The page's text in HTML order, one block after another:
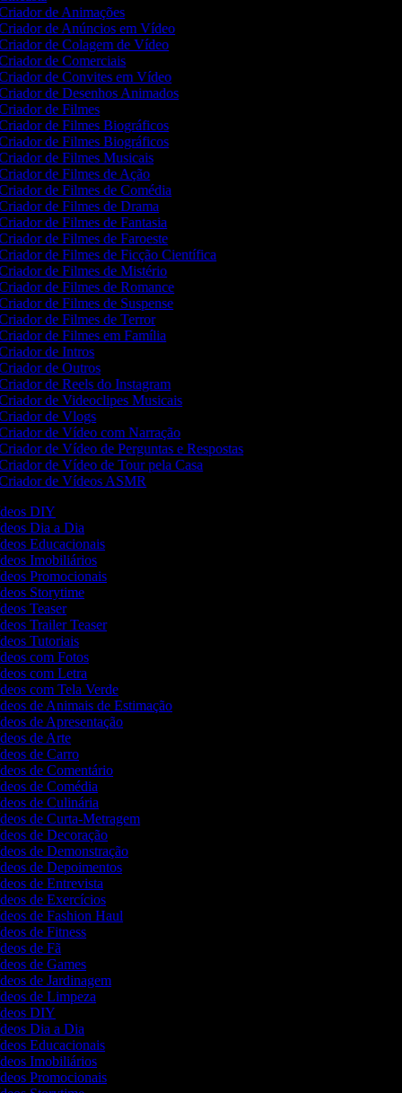
de Animações
de Anúncios em Vídeo
de Colagem de Vídeo
de Comerciais
de Convites em Vídeo
de Desenhos Animados
de Filmes
de Filmes Biográficos
de Filmes Biográficos
de Filmes Musicais
de Filmes de Ação
de Filmes de Comédia
de Filmes de Drama
de Filmes de Fantasia
de Filmes de Faroeste
de Filmes de Ficção Científica
de Filmes de Mistério
de Filmes de Romance
de Filmes de Suspense
de Filmes de Terror
de Filmes em Família
de Intros
de Outros
de Reels do Instagram
de Videoclipes Musicais
de Vlogs
de Vídeo com Narração
de Vídeo de Perguntas e Respostas
de Vídeo de Tour pela Casa
de Vídeos ASMR
DIY
Dia a Dia
Educacionais
Imobiliários
Promocionais
Storytime
Teaser
Trailer Teaser
Tutoriais
com Fotos
com Letra
com Tela Verde
de Animais de Estimação
de Apresentação
de Arte
de Carro
de Comentário
de Comédia
de Culinária
de Curta-Metragem
de Decoração
de Demonstração
de Depoimentos
de Entrevista
de Exercícios
de Fashion Haul
de Fitness
de Fã
de Games
de Jardinagem
de Limpeza
DIY
Dia a Dia
Educacionais
Imobiliários
Promocionais